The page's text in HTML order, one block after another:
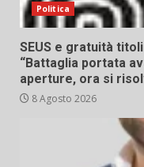
Politica
SEUS e gratuità
“Battaglia portata
aperture, ora si
8 Agosto 2026